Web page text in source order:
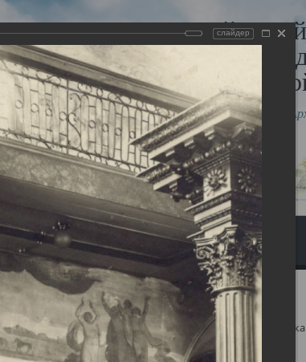
Виртуальный музей
Новомучеников и
Земли
Сайт создан по благословлению митрополита
и Холмогорского Даниила
Галерея Вопрос-ответ
Архангельска Свято-Троицкий собор Архангельска
слайдер